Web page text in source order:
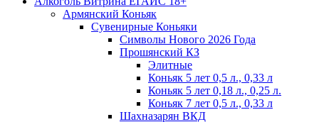
Армянский Коньяк
Сувенирные Коньяки
Символы Нового 2026 Года
Прошянский КЗ
Элитные
Коньяк 5 лет 0,5 л., 0,33 л
Коньяк 5 лет 0,18 л., 0,25 л.
Коньяк 7 лет 0,5 л., 0,33 л
Шахназарян ВКД